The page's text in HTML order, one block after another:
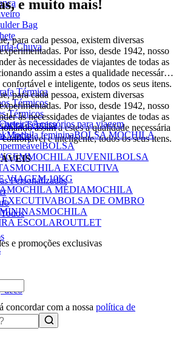
Bag
Chuva
Térmica
Térmicos
Térmicos
Térmica
Vinho
Personalizadas
e muito mais!
para cada pessoa, existem diversas
Por isso, desde 1942, nosso
às necessidades de viajantes de todas as
assim a estes a qualidade necessária
e inteligente, todos os seus itens.
para cada pessoa, existem diversas
Por isso, desde 1942, nosso
às necessidades de viajantes de todas as
assim a estes a qualidade necessária
e inteligente, todos os seus itens.
Acessórios para viagem
Mochila femininaBOLSA MOCHILA
BOLSA
MOCHILA JUVENILBOLSA
MOCHILA EXECUTIVA
VIAGEM 10KG
MOCHILA MÉDIAMOCHILA
BOLSA DE OMBRO
MOCHILA
ESCOLAROUTLET
e promoções exclusivas
concordar com a nossa política de